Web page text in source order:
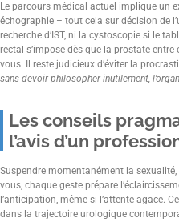
Le parcours médical actuel implique un
échographie – tout cela sur décision de
recherche d’IST, ni la cystoscopie si le
rectal s’impose dès que la prostate
vous. Il reste judicieux d’éviter la
sans devoir philosopher inutilement,
Les conseils
l’avis d’un
Suspendre momentanément la
vous, chaque geste prépare
l’anticipation, même si l’attente agace.
dans la trajectoire urologique